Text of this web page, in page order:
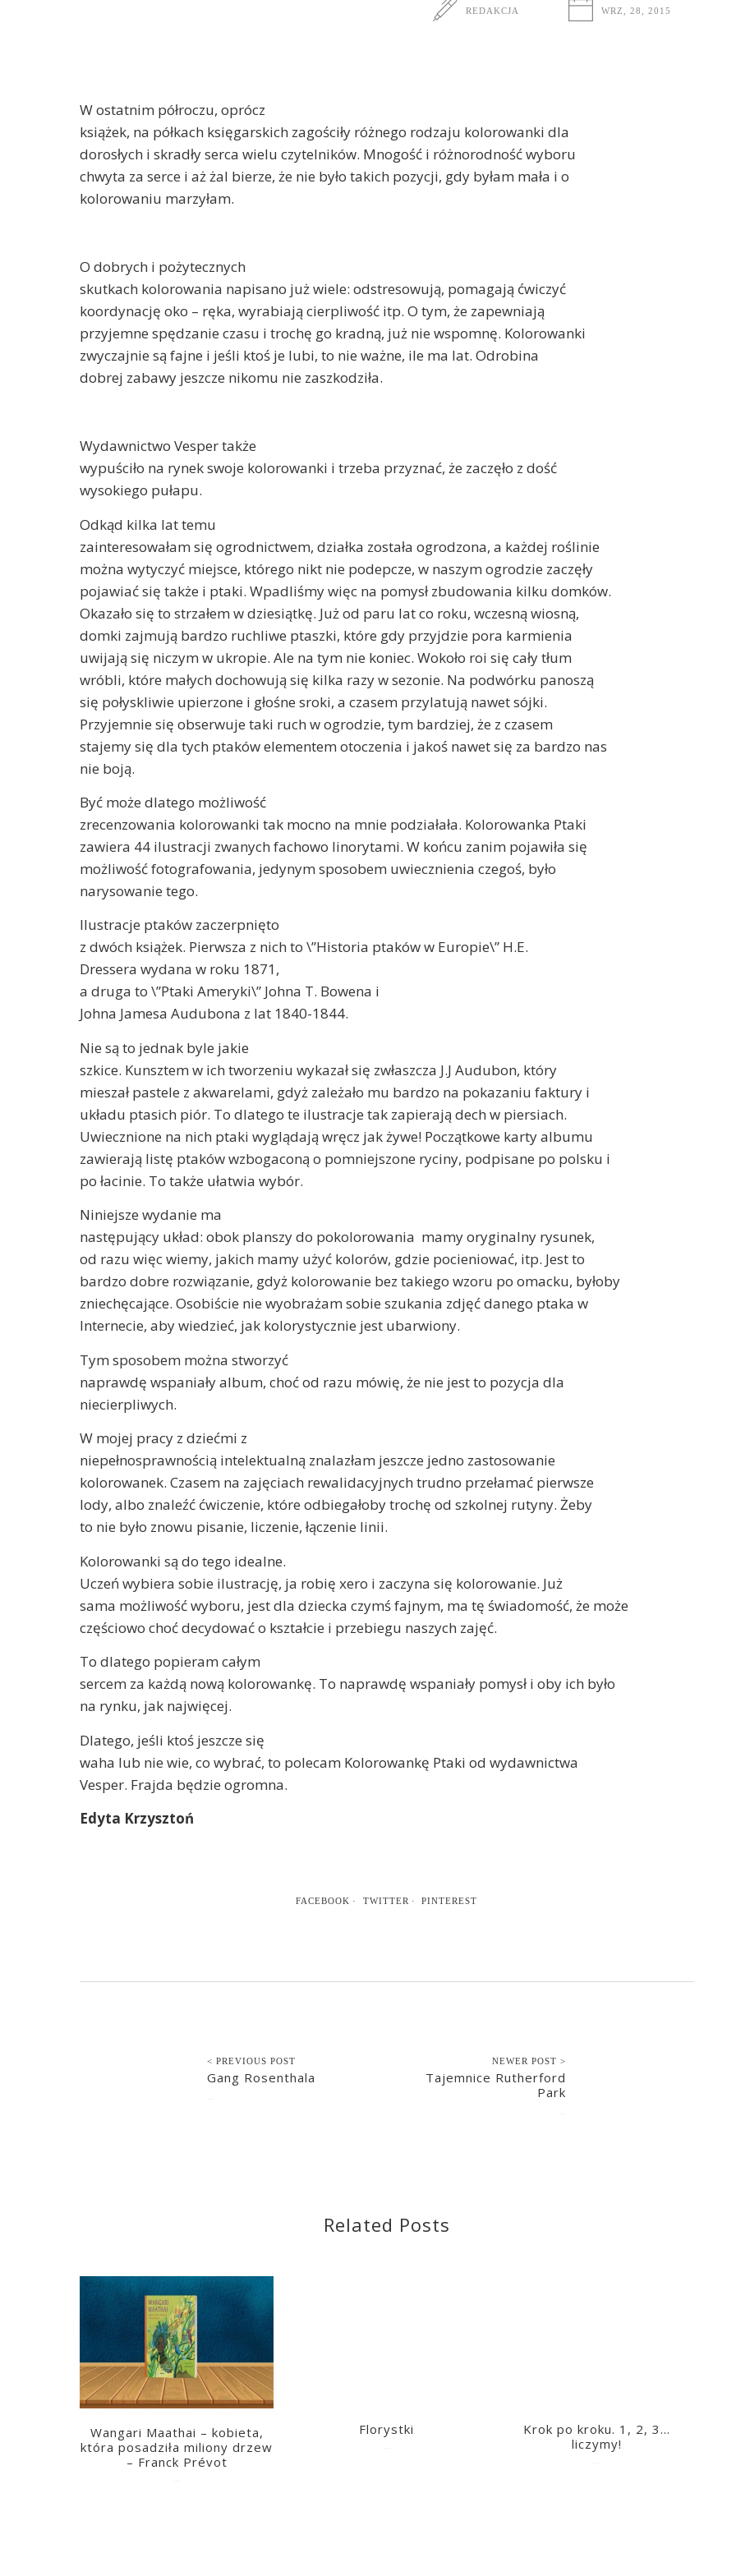
REDAKCJA WRZ, 28, 2015
W ostatnim półroczu, oprócz
książek, na półkach księgarskich zagościły różnego rodzaju kolorowanki dla
dorosłych i skradły serca wielu czytelników. Mnogość i różnorodność wyboru
chwyta za serce i aż żal bierze, że nie było takich pozycji, gdy byłam mała i o
kolorowaniu marzyłam.
O dobrych i pożytecznych
skutkach kolorowania napisano już wiele: odstresowują, pomagają ćwiczyć
koordynację oko – ręka, wyrabiają cierpliwość itp. O tym, że zapewniają
przyjemne spędzanie czasu i trochę go kradną, już nie wspomnę. Kolorowanki
zwyczajnie są fajne i jeśli ktoś je lubi, to nie ważne, ile ma lat. Odrobina
dobrej zabawy jeszcze nikomu nie zaszkodziła.
Wydawnictwo Vesper także
wypuściło na rynek swoje kolorowanki i trzeba przyznać, że zaczęło z dość
wysokiego pułapu.
Odkąd kilka lat temu
zainteresowałam się ogrodnictwem, działka została ogrodzona, a każdej roślinie
można wytyczyć miejsce, którego nikt nie podepcze, w naszym ogrodzie zaczęły
pojawiać się także i ptaki. Wpadliśmy więc na pomysł zbudowania kilku domków.
Okazało się to strzałem w dziesiątkę. Już od paru lat co roku, wczesną wiosną,
domki zajmują bardzo ruchliwe ptaszki, które gdy przyjdzie pora karmienia
uwijają się niczym w ukropie. Ale na tym nie koniec. Wokoło roi się cały tłum
wróbli, które małych dochowują się kilka razy w sezonie. Na podwórku panoszą
się połyskliwie upierzone i głośne sroki, a czasem przylatują nawet sójki.
Przyjemnie się obserwuje taki ruch w ogrodzie, tym bardziej, że z czasem
stajemy się dla tych ptaków elementem otoczenia i jakoś nawet się za bardzo nas
nie boją.
Być może dlatego możliwość
zrecenzowania kolorowanki tak mocno na mnie podziałała. Kolorowanka Ptaki
zawiera 44 ilustracji zwanych fachowo linorytami. W końcu zanim pojawiła się
możliwość fotografowania, jedynym sposobem uwiecznienia czegoś, było
narysowanie tego.
Ilustracje ptaków zaczerpnięto
z dwóch książek. Pierwsza z nich to \”Historia ptaków w Europie\” H.E.
Dressera wydana w roku 1871,
a druga to \”Ptaki Ameryki\” Johna T. Bowena i
Johna Jamesa Audubona z lat 1840-1844.
Nie są to jednak byle jakie
szkice. Kunsztem w ich tworzeniu wykazał się zwłaszcza J.J Audubon, który
mieszał pastele z akwarelami, gdyż zależało mu bardzo na pokazaniu faktury i
układu ptasich piór. To dlatego te ilustracje tak zapierają dech w piersiach.
Uwiecznione na nich ptaki wyglądają wręcz jak żywe! Początkowe karty albumu
zawierają listę ptaków wzbogaconą o pomniejszone ryciny, podpisane po polsku i
po łacinie. To także ułatwia wybór.
Niniejsze wydanie ma
następujący układ: obok planszy do pokolorowania mamy oryginalny rysunek,
od razu więc wiemy, jakich mamy użyć kolorów, gdzie pocieniować, itp. Jest to
bardzo dobre rozwiązanie, gdyż kolorowanie bez takiego wzoru po omacku, byłoby
zniechęcające. Osobiście nie wyobrażam sobie szukania zdjęć danego ptaka w
Internecie, aby wiedzieć, jak kolorystycznie jest ubarwiony.
Tym sposobem można stworzyć
naprawdę wspaniały album, choć od razu mówię, że nie jest to pozycja dla
niecierpliwych.
W mojej pracy z dziećmi z
niepełnosprawnością intelektualną znalazłam jeszcze jedno zastosowanie
kolorowanek. Czasem na zajęciach rewalidacyjnych trudno przełamać pierwsze
lody, albo znaleźć ćwiczenie, które odbiegałoby trochę od szkolnej rutyny. Żeby
to nie było znowu pisanie, liczenie, łączenie linii.
Kolorowanki są do tego idealne.
Uczeń wybiera sobie ilustrację, ja robię xero i zaczyna się kolorowanie. Już
sama możliwość wyboru, jest dla dziecka czymś fajnym, ma tę świadomość, że może
częściowo choć decydować o kształcie i przebiegu naszych zajęć.
To dlatego popieram całym
sercem za każdą nową kolorowankę. To naprawdę wspaniały pomysł i oby ich było
na rynku, jak najwięcej.
Dlatego, jeśli ktoś jeszcze się
waha lub nie wie, co wybrać, to polecam Kolorowankę Ptaki od wydawnictwa
Vesper. Frajda będzie ogromna.
Edyta Krzysztoń
FACEBOOK TWITTER PINTEREST
< PREVIOUS POST
Gang Rosenthala
NEWER POST >
Tajemnice Rutherford
Park
Related Posts
Wangari Maathai – kobieta,
która posadziła miliony drzew
– Franck Prévot
Florystki
Krok po kroku. 1, 2, 3…
liczymy!